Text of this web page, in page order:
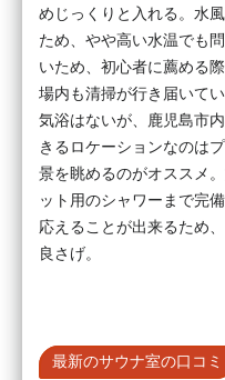
めじっくりと入れる。水
ため、やや高い水温でも
いため、初心者に薦める
場内も清掃が行き届いて
気浴はないが、鹿児島市
きるロケーションなのは
景を眺めるのがオススメ
ット用のシャワーまで完
応えることが出来るため
良さげ。
最新のサウナ室の口コミ